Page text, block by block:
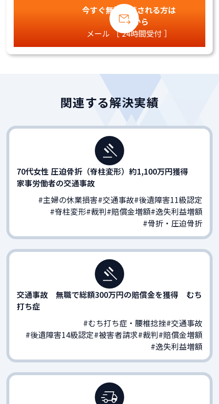
今すぐ無料相談される方は
こちらから
メール ［ 24時間受付 ］
関連する解決実績
70代女性 圧迫骨折（脊柱変形）約1,100万円獲得
家事労働者の交通事故
#主婦の休業損害#交通事故#後遺障害11級認定
#脊柱変形#裁判#賠償金増額#逸失利益増額
#骨折・圧迫骨折
交通事故 無職で総額300万円の賠償金を獲得 むち
打ち症
#むち打ち症・腰椎捻挫#交通事故
#後遺障害14級認定#被害者請求#裁判#賠償金増額
#逸失利益増額